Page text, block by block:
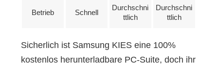
Betrieb Schnell
Durchschni
ttlich
Durchschni
ttlich
Sicherlich ist Samsung KIES eine 100%
kostenlos herunterladbare PC-Suite, doch ihr